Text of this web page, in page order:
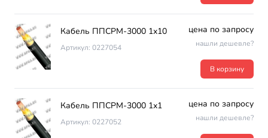
Кабель ППСРМ-3000 1х10
Артикул: 0227054
цена по запросу
нашли дешевле?
В корзину
Кабель ППСРМ-3000 1х1
Артикул: 0227052
цена по запросу
нашли дешевле?